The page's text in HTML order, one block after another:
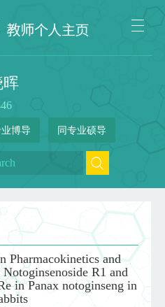
晖
博导 同专业硕导
Pharmacokinetics and
R1 and
in Panax notoginseng in